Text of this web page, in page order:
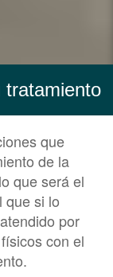
tratamiento
que
de la
que será el
que si lo
por
con el